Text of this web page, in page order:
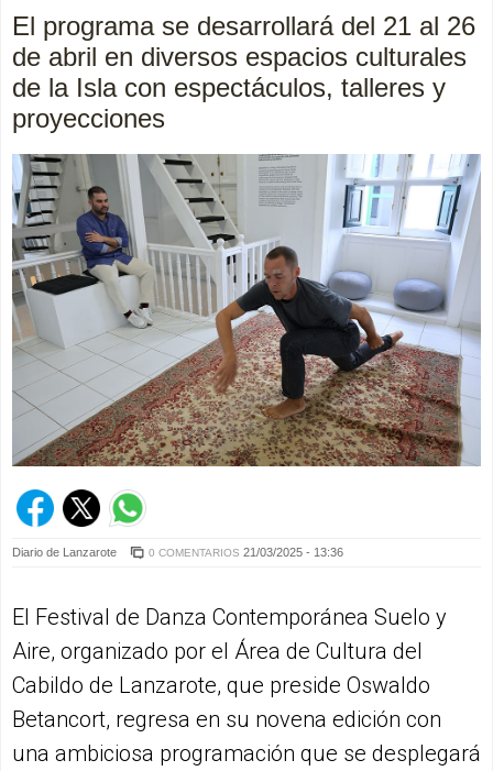
El programa se desarrollará del 21 al 26
de abril en diversos espacios culturales
de la Isla con espectáculos, talleres y
proyecciones
Diario de Lanzarote 0 COMENTARIOS 21/03/2025 - 13:36
El Festival de Danza Contemporánea Suelo y
Aire, organizado por el Área de Cultura del
Cabildo de Lanzarote, que preside Oswaldo
Betancort, regresa en su novena edición con
una ambiciosa programación que se desplegará